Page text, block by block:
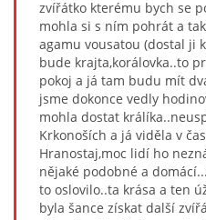
zvířátko kterému bych se
mohla si s ním pohrát a
agamu vousatou (dostal ji
bude krajta,korálovka..to
pokoj a já tam budu mít
jsme dokonce vedly
mohla dostat
Krkonoších a já viděla v
Hranostaj,moc lidí ho
nějaké podobné a
to oslovilo..ta krása a ten
byla šance získat další